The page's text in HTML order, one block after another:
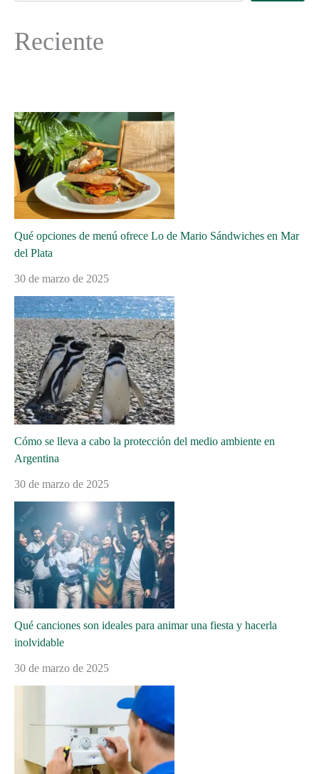
Reciente
Qué opciones de menú ofrece Lo de Mario Sándwiches en Mar
del Plata
30 de marzo de 2025
Cómo se lleva a cabo la protección del medio ambiente en
Argentina
30 de marzo de 2025
Qué canciones son ideales para animar una fiesta y hacerla
inolvidable
30 de marzo de 2025